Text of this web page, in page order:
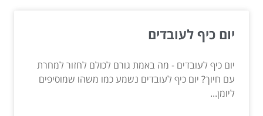
יום כיף לעובדים
יום כיף לעובדים - מה באמת גורם לכולם לחזור למחרת
עם חיוך? יום כיף לעובדים נשמע כמו משהו שמוסיפים
ליומן...